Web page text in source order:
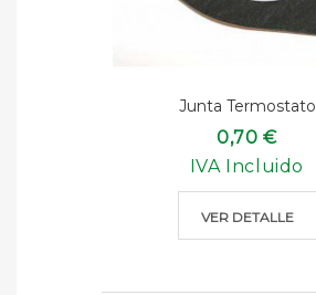
Junta Termostato
0,70 €
IVA Incluido
VER DETALLE